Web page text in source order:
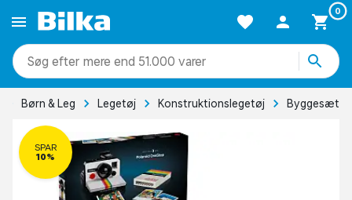
0
mere end 51.000 varer
Børn & Leg Legetøj Konstruktionslegetøj Byggesæt
SPAR
10%